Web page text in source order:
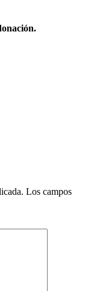
Los campos